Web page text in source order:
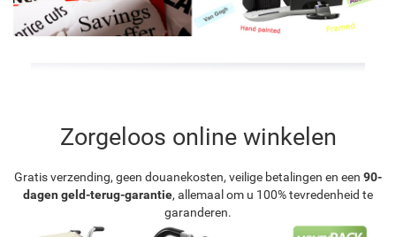
Zorgeloos online winkelen
Gratis verzending, geen douanekosten, veilige betalingen en een 90-
dagen geld-terug-garantie, allemaal om u 100% tevredenheid te
garanderen.